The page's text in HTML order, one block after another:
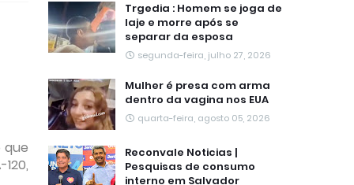
que
Trgedia : Homem se joga de
laje e morre após se
separar da esposa
segunda-feira, julho 27, 2026
Mulher é presa com arma
dentro da vagina nos EUA
quarta-feira, agosto 05, 2026
Reconvale Noticias |
Pesquisas de consumo
interno em Salvador